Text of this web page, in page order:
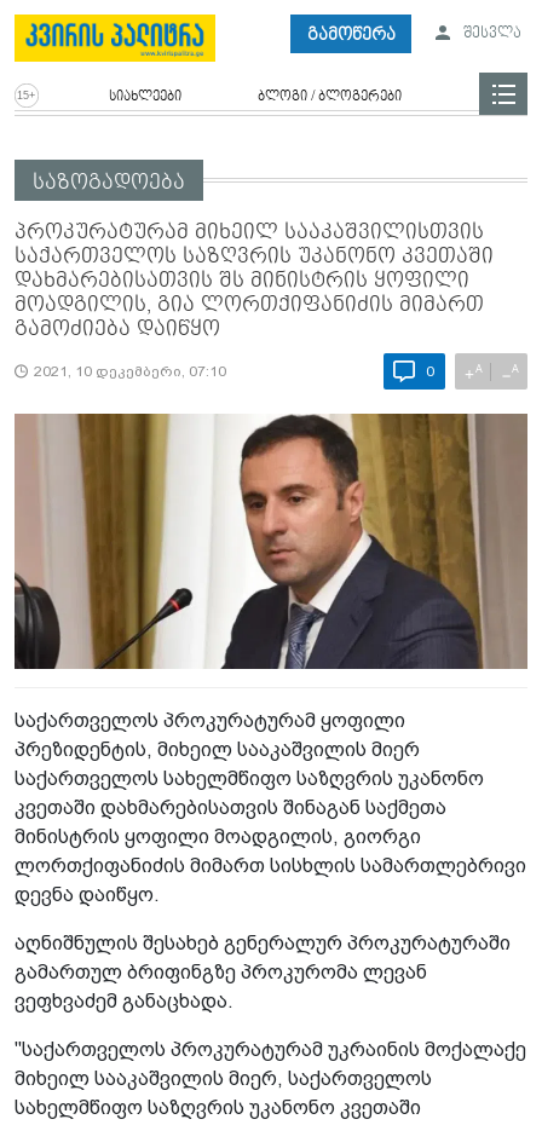
გამოწერა შესვლა
სიახლეები ბლოგი / ბლოგერები
საზოგადოება
პროკურატურამ მიხეილ სააკაშვილისთვის
საქართველოს საზღვრის უკანონო კვეთაში
დახმარებისათვის შს მინისტრის ყოფილი
მოადგილის, გია ლორთქიფანიძის მიმართ
გამოძიება დაიწყო
2021, 10 დეკემბერი, 07:10 0 +A −A
საქართველოს პროკურატურამ ყოფილი
პრეზიდენტის, მიხეილ სააკაშვილის მიერ
საქართველოს სახელმწიფო საზღვრის უკანონო
კვეთაში დახმარებისათვის შინაგან საქმეთა
მინისტრის ყოფილი მოადგილის, გიორგი
ლორთქიფანიძის მიმართ სისხლის სამართლებრივი
დევნა დაიწყო.
აღნიშნულის შესახებ გენერალურ პროკურატურაში
გამართულ ბრიფინგზე პროკურომა ლევან
ვეფხვაძემ განაცხადა.
"საქართველოს პროკურატურამ უკრაინის მოქალაქე
მიხეილ სააკაშვილის მიერ, საქართველოს
სახელმწიფო საზღვრის უკანონო კვეთაში